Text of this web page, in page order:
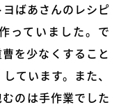
ばあさんのレシピ
っていました。で
を少なくすること
ています。また、
のは手作業でした